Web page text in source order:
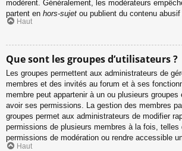
modèrent. Généralement, les modérateurs
partent en hors-sujet ou publient du contenu abusif
Haut
Que sont les groupes d’utilisateurs ?
Les groupes permettent aux administrateurs de
membres et des invités au forum et à ses
membre peut appartenir à un ou plusieurs groupes
avoir ses permissions. La gestion des membres
groupes permet aux administrateurs de modifier
permissions de plusieurs membres à la fois, telles
permissions de modération ou rendre accessible
Haut